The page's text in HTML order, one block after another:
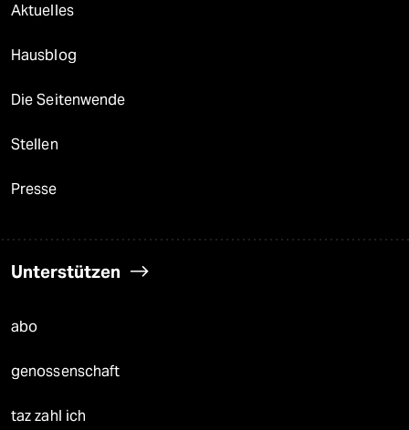
Aktuelles
Hausblog
Die Seitenwende
Stellen
Presse
Unterstützen
abo
genossenschaft
taz zahl ich